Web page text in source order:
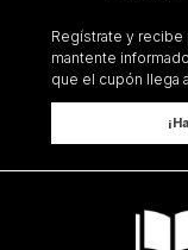
Regístrate y recibe
mantente
que el cupón llega